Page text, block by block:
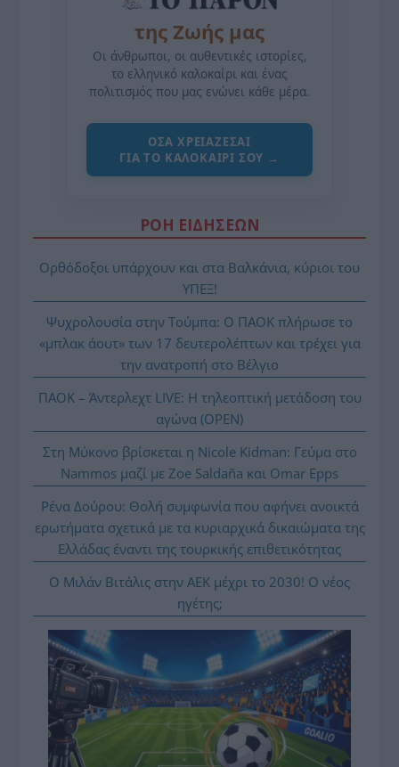
της Ζωής μας
Οι άνθρωποι, οι αυθεντικές ιστορίες,
το ελληνικό καλοκαίρι και ένας
πολιτισμός που μας ενώνει κάθε μέρα.
ΌΣΑ ΧΡΕΙΆΖΕΣΑΙ
ΓΙΑ ΤΟ ΚΑΛΟΚΑΊΡΙ ΣΟΥ →
ΡΟΗ ΕΙΔΗΣΕΩΝ
Ορθόδοξοι υπάρχουν και στα Βαλκάνια, κύριοι του
ΥΠΕΞ!
Ψυχρολουσία στην Τούμπα: Ο ΠΑΟΚ πλήρωσε το
«μπλακ άουτ» των 17 δευτερολέπτων και τρέχει για
την ανατροπή στο Βέλγιο
ΠΑΟΚ – Άντερλεχτ LIVE: Η τηλεοπτική μετάδοση του
αγώνα (OPEN)
Στη Μύκονο βρίσκεται η Nicole Kidman: Γεύμα στο
Nammos μαζί με Zoe Saldaña και Omar Epps
Ρένα Δούρου: Θολή συμφωνία που αφήνει ανοικτά
ερωτήματα σχετικά με τα κυριαρχικά δικαιώματα της
Ελλάδας έναντι της τουρκικής επιθετικότητας
Ο Μιλάν Βιτάλις στην ΑΕΚ μέχρι το 2030! Ο νέος
ηγέτης;